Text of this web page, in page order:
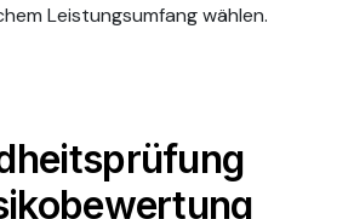
Leistungsumfang wählen.